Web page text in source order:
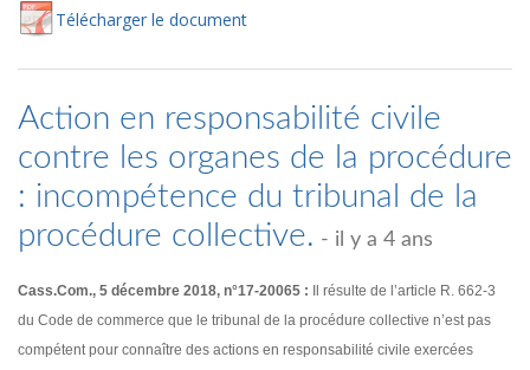
Télécharger le document
Action en responsabilité civile
contre les organes de la procédure
: incompétence du tribunal de la
procédure collective. - il y a 4 ans
Cass.Com., 5 décembre 2018, n°17-20065 :
Il résulte de l’article R. 662-3
du Code de commerce que le tribunal de la procédure collective n’est pas
compétent pour connaître des actions en responsabilité civile exercées